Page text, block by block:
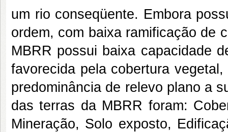
um rio conseqüente. Embora
ordem, com baixa ramificação de
MBRR possui baixa capacidade
favorecida pela cobertura
predominância de relevo plano a
das terras da MBRR foram:
Mineração, Solo exposto,